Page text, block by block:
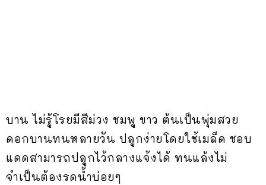
บาน ไม่รู้โรยมีสีม่วง ชมพู ขาว ต้นเป็นพุ่มสวย
ดอกบานทนหลายวัน ปลูกง่ายโดยใช้เมล็ด ชอบ
แดดสามารถปลูกไว้กลางแจ้งได้ ทนแล้งไม่
จำเป็นต้องรดน้ำบ่อยๆ